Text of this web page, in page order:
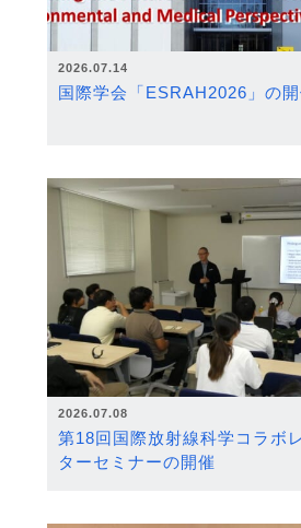
2026.07.14
国際学会「ESRAH2026」の
2026.07.08
第18回国際放射線科学コラボ
ターセミナーの開催